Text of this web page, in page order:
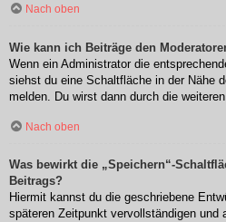
Nach oben
Wie kann ich Beiträge den
Wenn ein Administrator die
siehst du eine Schaltfläche in der Nähe
melden. Du wirst dann durch die
Nach oben
Was bewirkt die „Speichern“-
Beitrags?
Hiermit kannst du die geschriebene
späteren Zeitpunkt vervollständigen und